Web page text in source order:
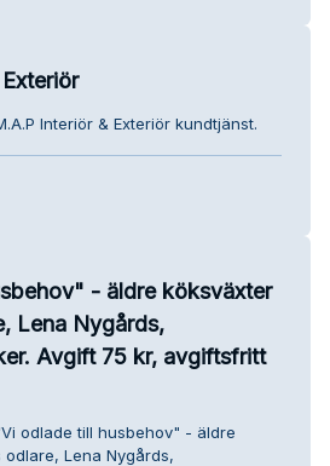
Interiör & Exteriör kundtjänst.
- äldre köksväxter
Lena Nygårds,
Avgift 75 kr, avgiftsfritt
odlade till husbehov" - äldre
Lena Nygårds,